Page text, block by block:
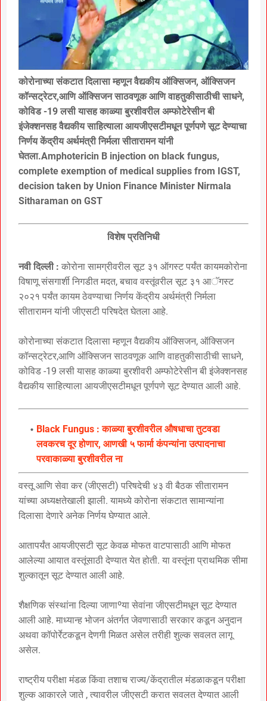
कोरोनाच्या संकटात दिलासा म्हणून वैद्यकीय ऑक्सिजन, ऑक्सिजन
कॉन्सट्रेटर,आणि ऑक्सिजन साठवणूक आणि वाहतुकीसाठीची साधने,
कोविड -19 लसी यासह काळ्या बुरशीवरील अम्फोटेरेसीन बी
इंजेक्शनसह वैद्यकीय साहित्याला आयजीएसटीमधून पूर्णपणे सूट देण्याचा
निर्णय केंद्रीय अर्थमंत्री निर्मला सीतारामन यांनी
घेतला.Amphotericin B injection on black fungus,
complete exemption of medical supplies from IGST,
decision taken by Union Finance Minister Nirmala
Sitharaman on GST
विशेष प्रतिनिधी
नवी दिल्ली : कोरोना सामग्रीवरील सूट ३१ ऑगस्ट पर्यंत कायमकोरोना
विषाणू संसगार्शी निगडीत मदत, बचाव वस्तूंवरील सूट ३१ आॅगस्ट
२०२१ पर्यंत कायम ठेवण्याचा निर्णय केंद्रीय अर्थमंत्री निर्मला
सीतारामन यांनी जीएसटी परिषदेत घेतला आहे.
कोरोनाच्या संकटात दिलासा म्हणून वैद्यकीय ऑक्सिजन, ऑक्सिजन
कॉन्सट्रेटर,आणि ऑक्सिजन साठवणूक आणि वाहतुकीसाठीची साधने,
कोविड -19 लसी यासह काळ्या बुरशीवरी अम्फोटेरेसीन बी इंजेक्शनसह
वैद्यकीय साहित्याला आयजीएसटीमधून पूर्णपणे सूट देण्यात आली आहे.
Black Fungus : काळ्या बुरशीवरील औषधाचा तुटवडा
लवकरच दूर होणार, आणखी ५ फार्मा कंपन्यांना उत्पादनाचा
परवाकाळ्या बुरशीवरील ना
वस्तू आणि सेवा कर (जीएसटी) परिषदेची ४३ वी बैठक सीतारामन
यांच्या अध्यक्षतेखाली झाली. यामध्ये कोरोना संकटात सामान्यांना
दिलासा देणारे अनेक निर्णय घेण्यात आले.
आतापर्यंत आयजीएसटी सूट केवळ मोफत वाटपासाठी आणि मोफत
आलेल्या आयात वस्तूंसाठी देण्यात येत होती. या वस्तूंना प्राथमिक सीमा
शुल्कातून सूट देण्यात आली आहे.
शैक्षणिक संस्थांना दिल्या जाणाºया सेवांना जीएसटीमधून सूट देण्यात
आली आहे. माध्यान्ह भोजन अंतर्गत जेवणासाठी सरकार कडून अनुदान
अथवा कॉपोर्रेटकडून देणगी मिळत असेल तरीही शुल्क सवलत लागू
असेल.
राष्ट्रीय परीक्षा मंडळ किंवा तशाच राज्य/केंद्रातील मंडळाकडून परीक्षा
शुल्क आकारले जाते , त्यावरील जीएसटी करात सवलत देण्यात आली